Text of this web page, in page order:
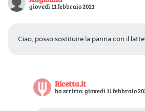
giovedì 11 febbraio 2021
Ciao, posso sostituire la panna con il
Ricetta.it
ha scritto: giovedì 11 febbraio